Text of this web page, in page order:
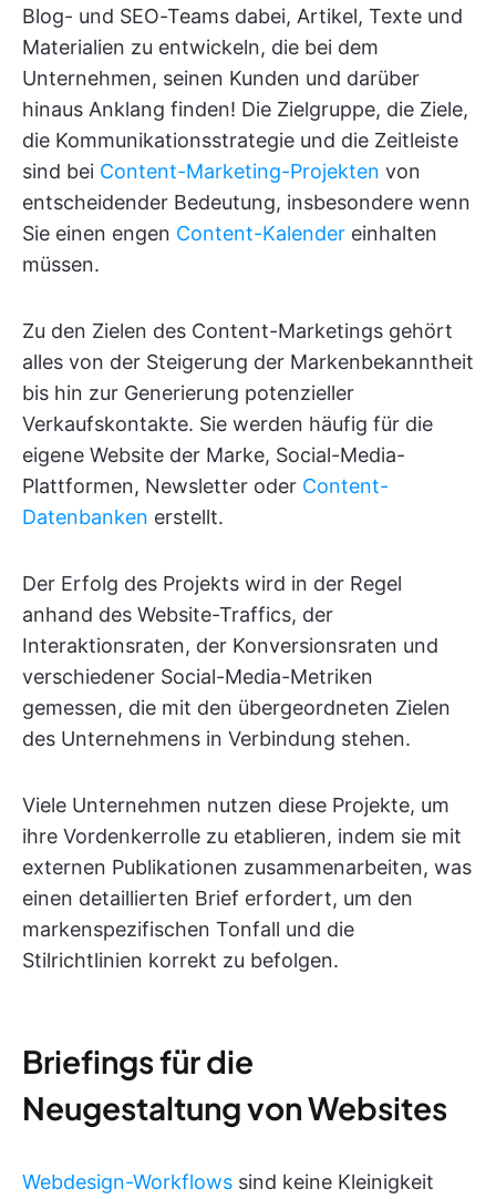
Blog- und SEO-Teams dabei, Artikel, Texte und
Materialien zu entwickeln, die bei dem
Unternehmen, seinen Kunden und darüber
hinaus Anklang finden! Die Zielgruppe, die Ziele,
die Kommunikationsstrategie und die Zeitleiste
sind bei Content-Marketing-Projekten von
entscheidender Bedeutung, insbesondere wenn
Sie einen engen Content-Kalender einhalten
müssen.
Zu den Zielen des Content-Marketings gehört
alles von der Steigerung der Markenbekanntheit
bis hin zur Generierung potenzieller
Verkaufskontakte. Sie werden häufig für die
eigene Website der Marke, Social-Media-
Plattformen, Newsletter oder Content-
Datenbanken erstellt.
Der Erfolg des Projekts wird in der Regel
anhand des Website-Traffics, der
Interaktionsraten, der Konversionsraten und
verschiedener Social-Media-Metriken
gemessen, die mit den übergeordneten Zielen
des Unternehmens in Verbindung stehen.
Viele Unternehmen nutzen diese Projekte, um
ihre Vordenkerrolle zu etablieren, indem sie mit
externen Publikationen zusammenarbeiten, was
einen detaillierten Brief erfordert, um den
markenspezifischen Tonfall und die
Stilrichtlinien korrekt zu befolgen.
Briefings für die
Neugestaltung von Websites
Webdesign-Workflows sind keine Kleinigkeit